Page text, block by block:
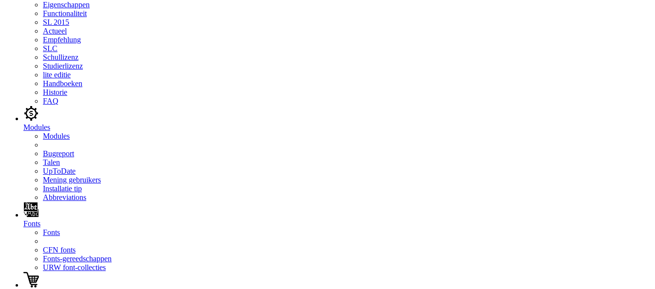
Eigenschappen
Functionaliteit
SL 2015
Actueel
Empfehlung
SLC
Schullizenz
Studierlizenz
lite editie
Handboeken
Historie
FAQ
Modules
Modules
Bugreport
Talen
UpToDate
Mening gebruikers
Installatie tip
Abbreviations
Fonts
Fonts
CFN fonts
Fonts-gereedschappen
URW font-collecties